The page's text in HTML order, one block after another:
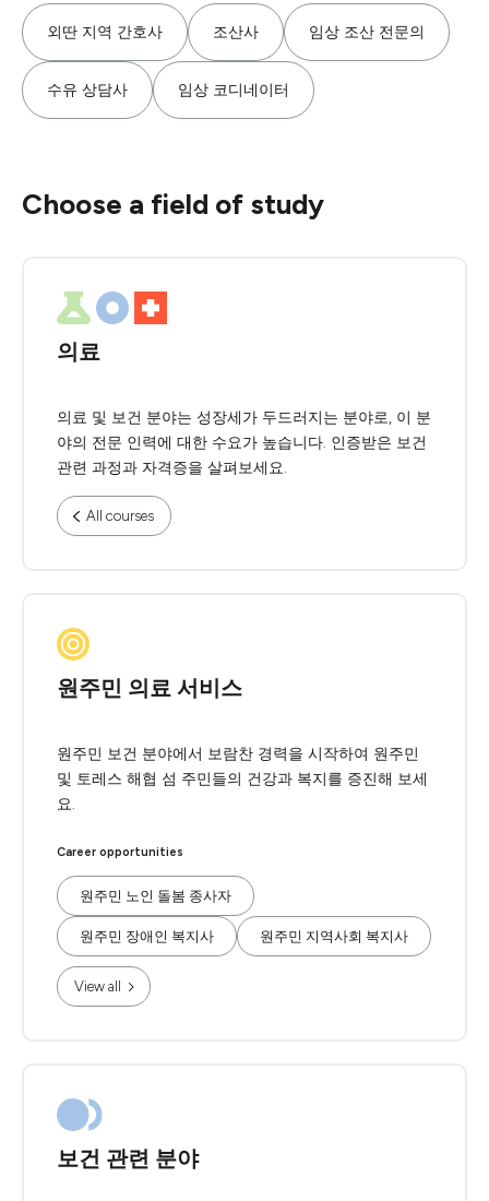
외딴 지역 간호사 조산사 임상 조산 전문의
수유 상담사 임상 코디네이터
Choose a field of study
의료
의료 및 보건 분야는 성장세가 두드러지는 분야로, 이 분
야의 전문 인력에 대한 수요가 높습니다. 인증받은 보건
관련 과정과 자격증을 살펴보세요.
All courses
원주민 의료 서비스
원주민 보건 분야에서 보람찬 경력을 시작하여 원주민
및 토레스 해협 섬 주민들의 건강과 복지를 증진해 보세
요.
Career opportunities
원주민 노인 돌봄 종사자
원주민 장애인 복지사 원주민 지역사회 복지사
View all
보건 관련 분야